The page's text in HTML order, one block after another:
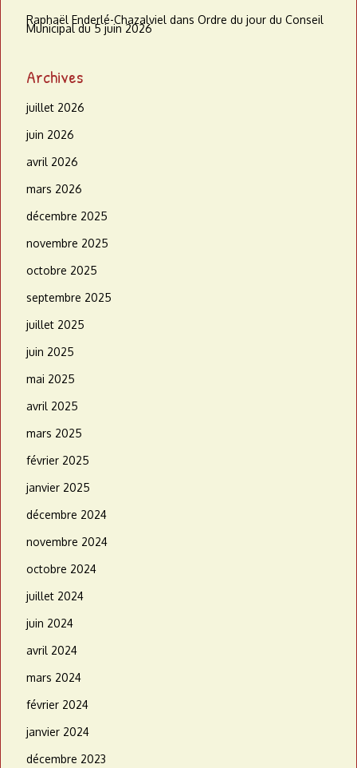
Raphaël Enderlé-Chazalviel dans Ordre du jour du Conseil
Municipal du 5 juin 2026
Archives
juillet 2026
juin 2026
avril 2026
mars 2026
décembre 2025
novembre 2025
octobre 2025
septembre 2025
juillet 2025
juin 2025
mai 2025
avril 2025
mars 2025
février 2025
janvier 2025
décembre 2024
novembre 2024
octobre 2024
juillet 2024
juin 2024
avril 2024
mars 2024
février 2024
janvier 2024
décembre 2023